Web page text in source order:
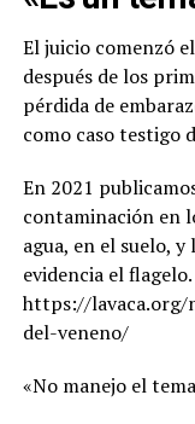
El juicio comenzó
después de los
pérdida de
como caso testigo
En 2021
contaminación en
agua, en el suelo,
evidencia el flagelo.
https://
del-veneno/
«No manejo el